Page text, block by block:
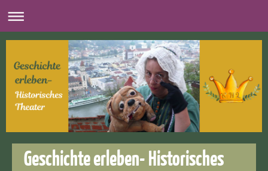
Geschichte erleben- Historisches